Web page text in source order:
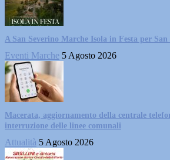
A San Severino Marche Isola in Festa per San
Eventi Marche 5 Agosto 2026
Macerata, aggiornamento della centrale
interruzione delle linee comunali
Attualità 5 Agosto 2026